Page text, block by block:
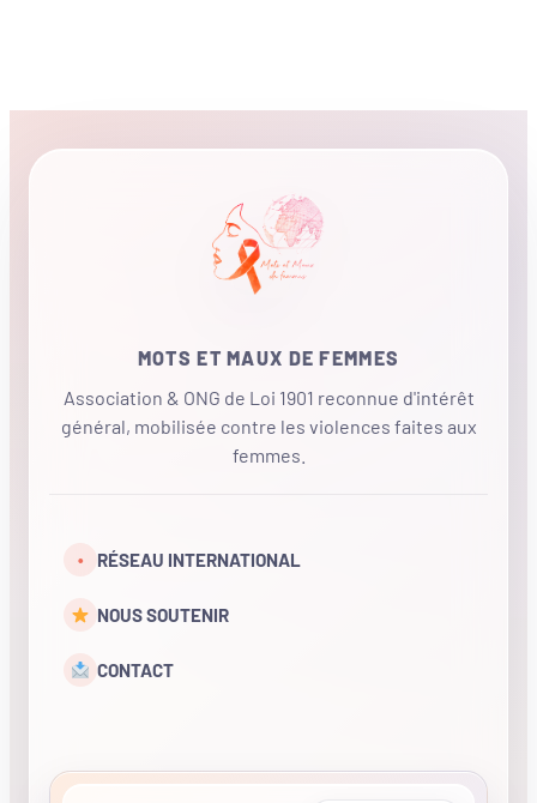
MOTS ET MAUX DE FEMMES
Association & ONG de Loi 1901 reconnue d'intérêt
général, mobilisée contre les violences faites aux
femmes.
• RÉSEAU INTERNATIONAL
NOUS SOUTENIR
CONTACT